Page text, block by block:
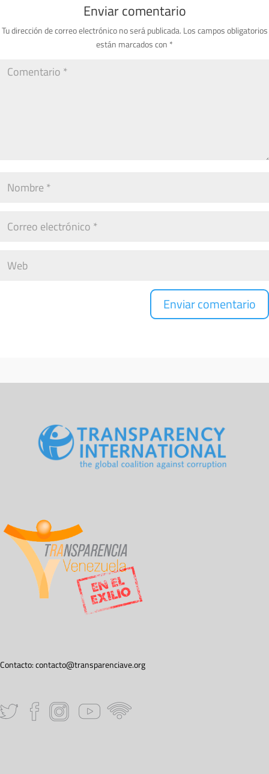
Enviar comentario
Tu dirección de correo electrónico no será publicada. Los campos obligatorios
están marcados con *
Contacto:contacto@transparenciave.org